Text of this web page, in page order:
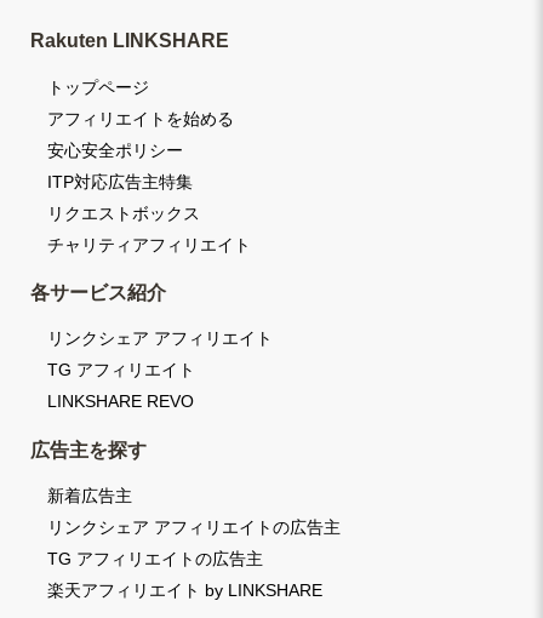
Rakuten LINKSHARE
トップページ
アフィリエイトを始める
安心安全ポリシー
ITP対応広告主特集
リクエストボックス
チャリティアフィリエイト
各サービス紹介
リンクシェア アフィリエイト
TG アフィリエイト
LINKSHARE REVO
広告主を探す
新着広告主
リンクシェア アフィリエイトの広告主
TG アフィリエイトの広告主
楽天アフィリエイト by LINKSHARE